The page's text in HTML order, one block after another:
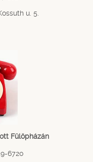
u. 5.
Fülöpházán
6720